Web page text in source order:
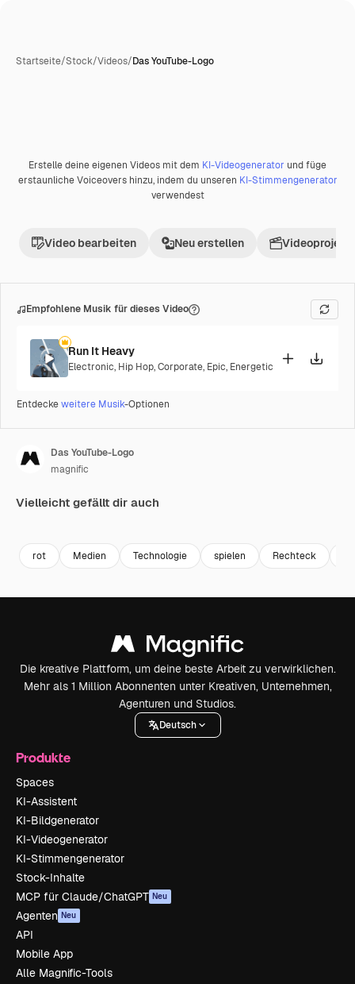
Startseite/Stock/Videos/Das YouTube-Logo
Erstelle deine eigenen Videos mit dem KI-Videogenerator und füge
erstaunliche Voiceovers hinzu, indem du unseren KI-Stimmengenerator
verwendest
Video bearbeiten Neu erstellen Videoprojekt
Empfohlene Musik für dieses Video
Run It Heavy
Electronic, Hip Hop,Corporate, Epic, Energetic
Entdeckeweitere Musik-Optionen
Das YouTube-Logo
magnific
Vielleicht gefällt dir auch
rot Medien Technologie spielen Rechteck
Die kreative Plattform, um deine beste Arbeit zu verwirklichen.
Mehr als 1 Million Abonnenten unter Kreativen, Unternehmen,
Agenturen und Studios.
Deutsch
Produkte
Spaces
KI-Assistent
KI-Bildgenerator
KI-Videogenerator
KI-Stimmengenerator
Stock-Inhalte
MCP für Claude/ChatGPT Neu
Agenten Neu
API
Mobile App
Alle Magnific-Tools